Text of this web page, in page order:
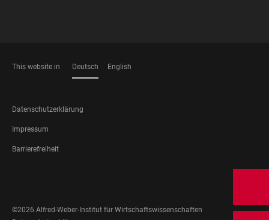
This website in Deutsch English
FOOTER
LEGAL
Datenschutzerklärung
Impressum
Barrierefreiheit
MEDIA
©2026 Alfred-Weber-Institut für Wirtschaftswissenschaften